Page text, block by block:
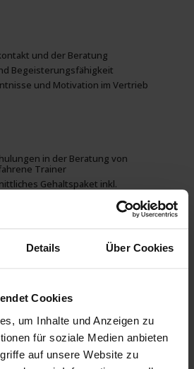
Details Über Cookies
Cookies
um Inhalte und Anzeigen zu
für soziale Medien anbieten
auf unsere Website zu
und der Beratung
Begeisterungsfähigkeit
und Motivation im Vertrieb
in der Beratung von
Trainer
Gehaltspaket inkl.
und bewirb Dich jetzt!
auch ohne Lebenslauf (wenn Du
in dem Formular in dieser
jobs@jobs-ohne-ausbildung.de
Zeit hast – bewirb Dich auf
4007766